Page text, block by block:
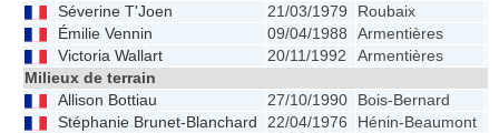
Séverine T'Joen
21/03/1979 Roubaix
Émilie Vennin
09/04/1988
Armentières
Victoria Wallart
20/11/1992
Armentières
Milieux de terrain
Allison Bottiau
27/10/1990
Bois-Bernard
Stéphanie Brunet-Blanchard
22/04/1976 Hénin-Beaumont